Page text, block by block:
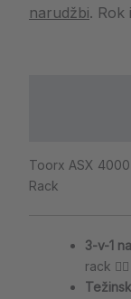
narudžbi. Rok
Toorx ASX 4000
Rack
3-v-1
rack 🏋️‍♂️